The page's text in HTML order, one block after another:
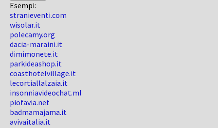
Esempi:
stranieventi.com
wisolar.it
polecamy.org
dacia-maraini.it
dimimonete.it
parkideashop.it
coasthotelvillage.it
lecortiallalzaia.it
insonniavideochat.ml
piofavia.net
badmamajama.it
avivaitalia.it